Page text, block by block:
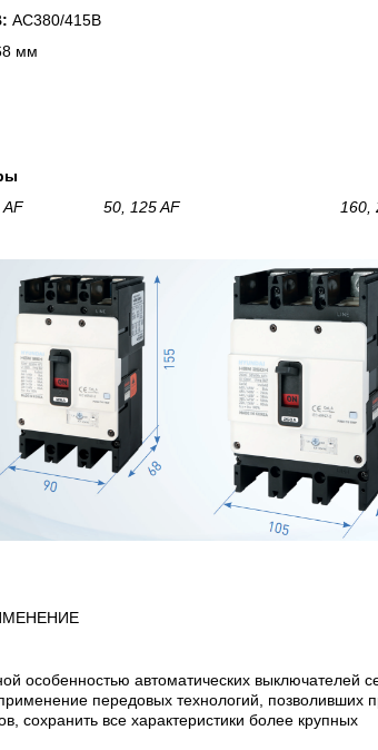
AC380/415В
мм
50, 125 AF 160, 250
особенностью автоматических выключателей
передовых технологий, позволивших
сохранить все характеристики более крупных